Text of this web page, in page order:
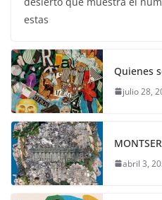
estas
Quienes
julio 28,
abril 3,